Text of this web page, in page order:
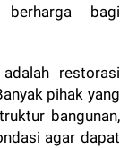
berharga bagi
restorasi
pihak yang
bangunan,
agar dapat